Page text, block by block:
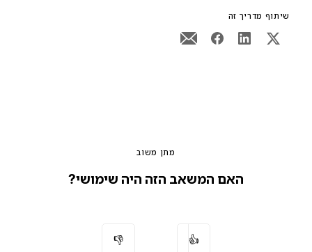
שיתוף מדריך זה
מתן משוב
האם המשאב הזה היה שימושי?
👍
👎